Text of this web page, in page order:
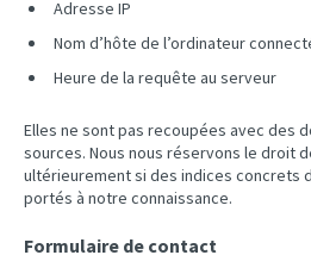
Adresse IP
Nom d’hôte de l’ordinateur
Heure de la requête au serveur
Elles ne sont pas recoupées avec des
sources. Nous nous réservons le droit
ultérieurement si des indices concrets
portés à notre connaissance.
Formulaire de contact